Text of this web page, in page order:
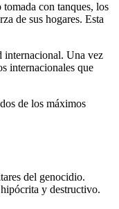
con tanques, los
de sus hogares. Esta
internacional. Una vez
internacionales que
de los máximos
del genocidio.
y destructivo.